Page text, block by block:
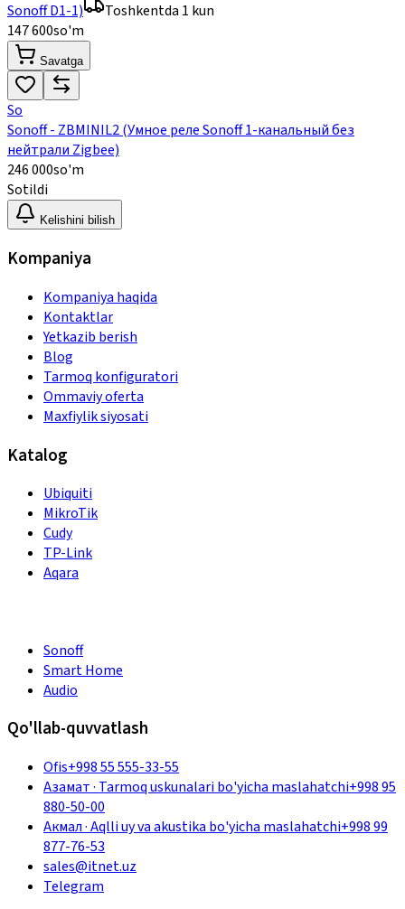
Sonoff D1-1)
Toshkentda 1 kun
147 600so'm
Savatga
So
Sonoff - ZBMINIL2 (Умное реле Sonoff 1-канальный без
нейтрали Zigbee)
246 000so'm
Sotildi
Kelishini bilish
Kompaniya
Kompaniya haqida
Kontaktlar
Yetkazib berish
Blog
Tarmoq konfiguratori
Ommaviy oferta
Maxfiylik siyosati
Katalog
Ubiquiti
MikroTik
Cudy
TP-Link
Aqara
Sonoff
Smart Home
Audio
Qo'llab-quvvatlash
Ofis+998 55 555-33-55
Азамат· Tarmoq uskunalari bo'yicha maslahatchi+998 95
880-50-00
Акмал·Aqlli uy va akustika bo'yicha maslahatchi+998 99
877-76-53
sales@itnet.uz
Telegram